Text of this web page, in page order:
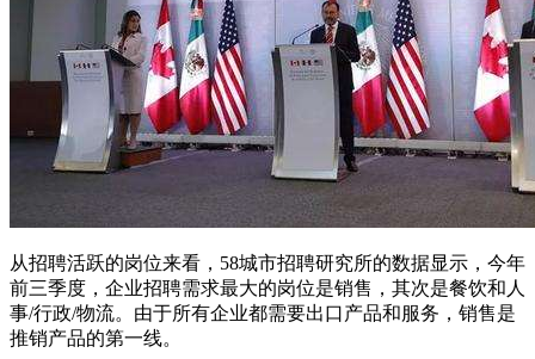
从招聘活跃的岗位来看，58城市招聘研究所的数据显示，今年
前三季度，企业招聘需求最大的岗位是销售，其次是餐饮和人
事/行政/物流。由于所有企业都需要出口产品和服务，销售是
推销产品的第一线。